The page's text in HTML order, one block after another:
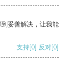
妥善解决，让我能
支持[0] 反对[0]